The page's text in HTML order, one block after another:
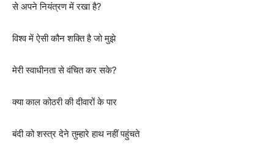
से अपने नियंत्रण में रखा है?
विश्व में ऐसी कौन शक्ति है जो मुझे
मेरी स्वाधीनता से वंचित कर सके? 
क्या काल कोठरी की दीवारों के पार
बंदी को शस्त्र देने तुम्हारे हाथ नहीं पहुंचते